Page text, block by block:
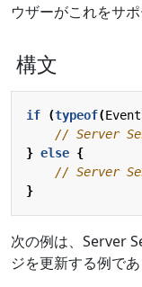
ウザーがこれをサ
構文
if (typeof(
} else {
}
次の例は、Server
ジを更新する例であ